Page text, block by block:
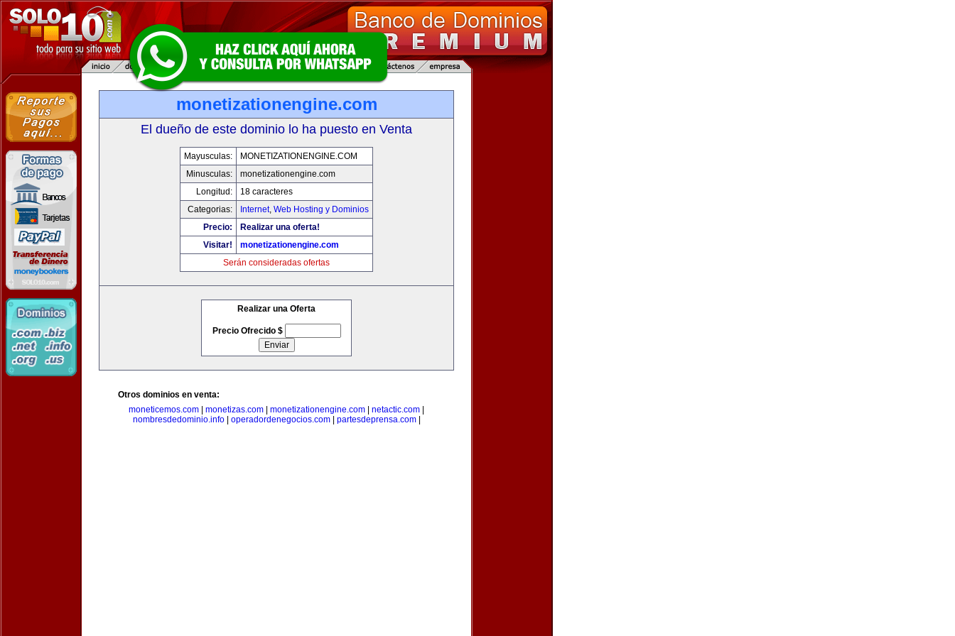
monetizationengine.com
El dueño de este dominio lo ha puesto en Venta
Mayusculas:
MONETIZATIONENGINE.COM
Minusculas:
monetizationengine.com
Longitud:
18 caracteres
Categorias:
Internet, Web Hosting y Dominios
Precio:
Realizar una oferta!
Visitar!
monetizationengine.com
Serán consideradas ofertas
Realizar una Oferta
Precio Ofrecido $
Otros dominios en venta:
moneticemos.com
monetizas.com monetizationengine.com netactic.com
nombresdedominio.info| operadordenegocios.com| partesdeprensa.com|